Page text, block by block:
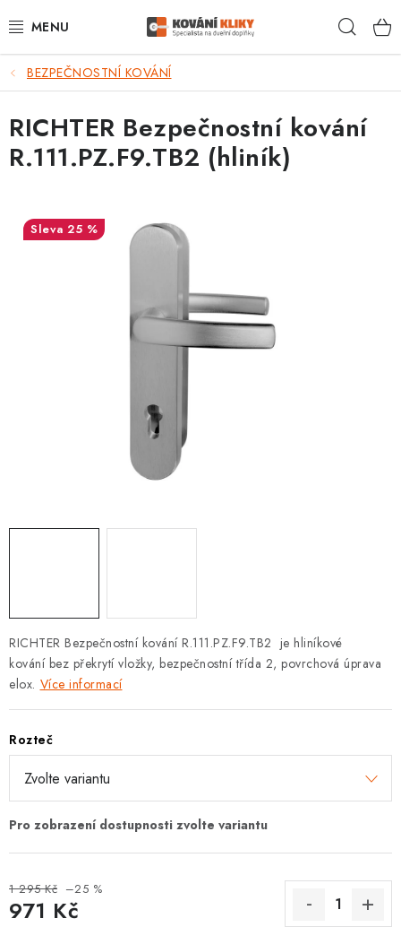
na
VÝPRODEJ - TOP AKCE
BLOG
UŽITEČNÉ RADY
VRÁCENÍ ZBOŽÍ
CYLINDRICKÉ VLOŽKY
VISACÍ ZÁMKY
SPECIÁLNÍ KOVÁNÍ
DOPLŇKY KE DVEŘÍM
STAVEBNÍ POUZDRA
BEZPEČNOSTNÍ KOVÁNÍ
RICHTER Bezpečnostní kování R.111.PZ.F9.TB2 je hliníkové
kování bez překrytí vložky, bezpečnostní třída 2, povrchová úprava
elox. Více informací
Rozteč
1 295 Kč –25 %
971 Kč
RICHTER Bezpečnostní kování
R.111.PZ.F9.TB2 (hliník)
25 %